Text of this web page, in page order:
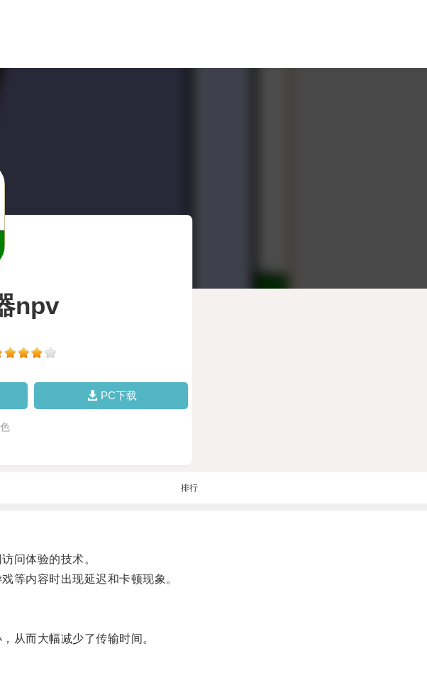
npv
PC下载
排行
问体验的技术。
内容时出现延迟和卡顿现象。
从而大幅减少了传输时间。